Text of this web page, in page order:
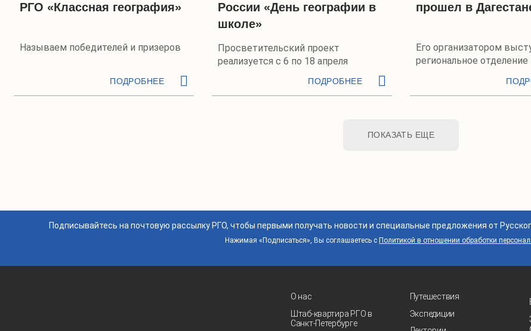
РГО «Классная география»
Называем победителей и призеров
ПОДРОБНЕЕ
России «День географии в
школе»
Просветительский проект
реализуется с 6 по 18 апреля
ПОДРОБНЕЕ
прошел в
Его организатором
региональное
ПОКАЗАТЬ ЕЩЕ
Подписывайтесь на почтовую рассылку РГО, чтобы первыми получать новости и специальные предложения от
Нажимая «Подписаться», Вы соглашаетесь с Политикой в отношении обработки
О нас
Штаб-квартира РГО в
Санкт‑Петербурге
Путешествия
Экспедиции